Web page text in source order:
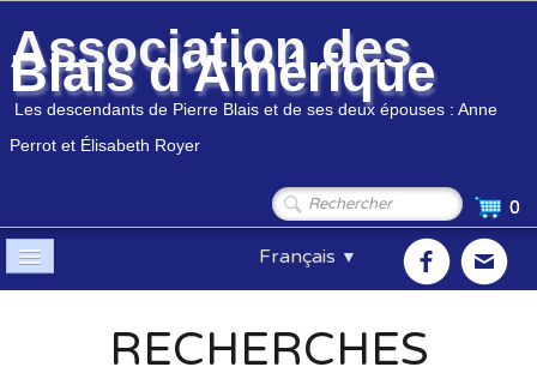
Association des
Blais d'Amérique
Les descendants de Pierre Blais et de ses deux épouses : Anne
Perrot et Élisabeth Royer
0
Français ▼
Association▼
RECHERCHES